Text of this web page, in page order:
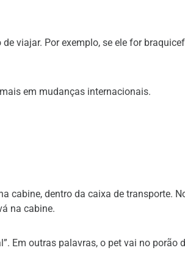
viajar. Por exemplo, se ele for
em mudanças internacionais.
cabine, dentro da caixa de transporte.
na cabine.
Em outras palavras, o pet vai no porão